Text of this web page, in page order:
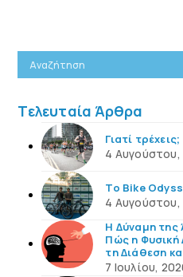
Τελευταία Άρθρα
Γιατί τρέχεις;
4 Αυγούστου,
Το Bike
4 Αυγούστου,
Η Δύναμη της
Πώς η Φυσική
τη Διάθεση
7 Ιουλίου,